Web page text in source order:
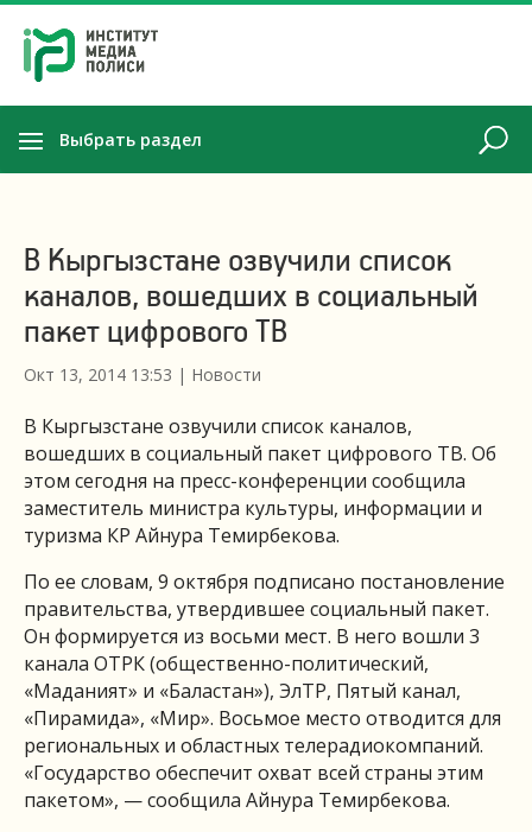
Выбрать раздел
В Кыргызстане озвучили список
каналов, вошедших в социальный
пакет цифрового ТВ
Окт 13, 2014 13:53 | Новости
В Кыргызстане озвучили список каналов,
вошедших в социальный пакет цифрового ТВ. Об
этом сегодня на пресс-конференции сообщила
заместитель министра культуры, информации и
туризма КР Айнура Темирбекова.
По ее словам, 9 октября подписано постановление
правительства, утвердившее социальный пакет.
Он формируется из восьми мест. В него вошли 3
канала ОТРК (общественно-политический,
«Маданият» и «Баластан»), ЭлТР, Пятый канал,
«Пирамида», «Мир». Восьмое место отводится для
региональных и областных телерадиокомпаний.
«Государство обеспечит охват всей страны этим
пакетом», — сообщила Айнура Темирбекова.